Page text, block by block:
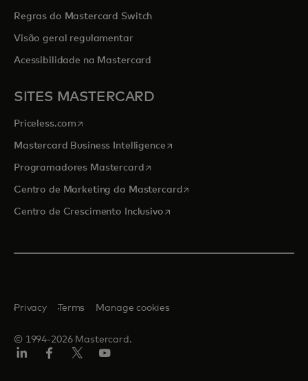
Regras do Mastercard Switch
Visão geral regulamentar
Acessibilidade na Mastercard
SITES MASTERCARD
Priceless.com opens in a new tab
Mastercard Business Intelligenceopens in a new tab
Programadores Mastercardopens in a new tab
Centro de Marketing da Mastercardopens in a new tab
Centro de Crescimento Inclusivoopens in a new tab
© 1994-2026 Mastercard.
Privacy Terms Manage cookies